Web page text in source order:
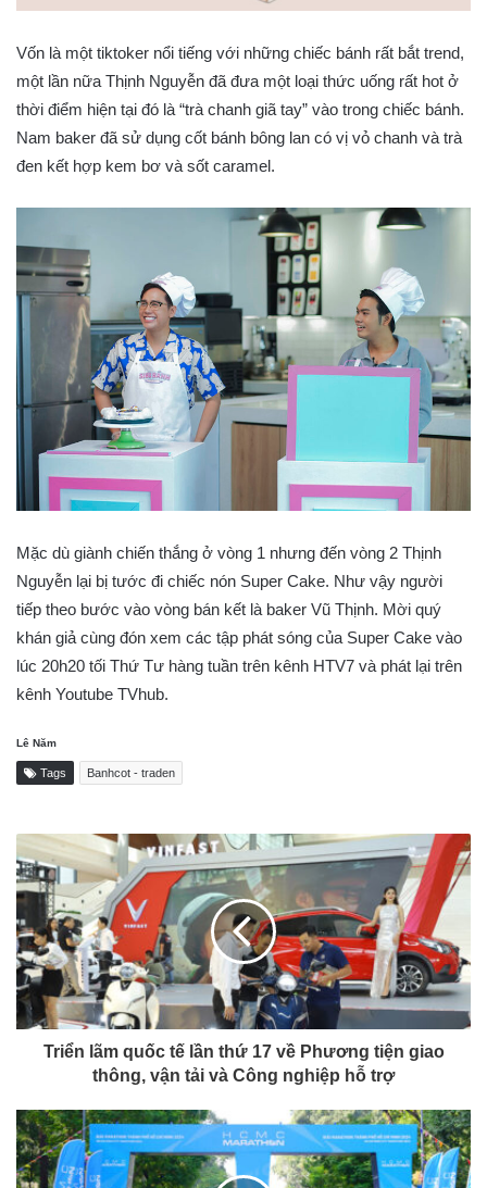
Vốn là một tiktoker nổi tiếng với những chiếc bánh rất bắt trend,
một lần nữa Thịnh Nguyễn đã đưa một loại thức uống rất hot ở
thời điểm hiện tại đó là “trà chanh giã tay” vào trong chiếc bánh.
Nam baker đã sử dụng cốt bánh bông lan có vị vỏ chanh và trà
đen kết hợp kem bơ và sốt caramel.
Mặc dù giành chiến thắng ở vòng 1 nhưng đến vòng 2 Thịnh
Nguyễn lại bị tước đi chiếc nón Super Cake. Như vậy người
tiếp theo bước vào vòng bán kết là baker Vũ Thịnh. Mời quý
khán giả cùng đón xem các tập phát sóng của Super Cake vào
lúc 20h20 tối Thứ Tư hàng tuần trên kênh HTV7 và phát lại trên
kênh Youtube TVhub.
Lê Năm
Tags Banhcot - traden
Triển lãm quốc tế lần thứ 17 về Phương tiện giao
thông, vận tải và Công nghiệp hỗ trợ